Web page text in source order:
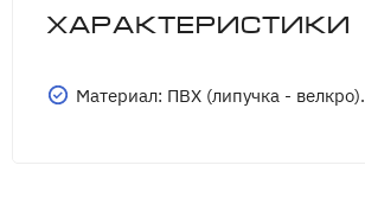
Характеристики
Материал: ПВХ (липучка - велкро).